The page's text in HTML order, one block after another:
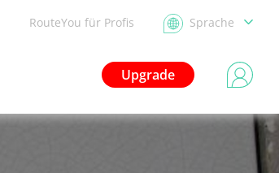
RouteYou für Profis Sprache
Upgrade